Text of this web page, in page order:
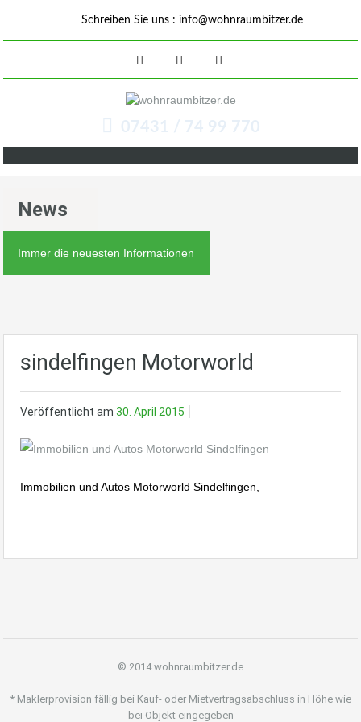
Schreiben Sie uns : info@wohnraumbitzer.de
07431 / 74 99 770
News
Immer die neuesten Informationen
sindelfingen Motorworld
Veröffentlicht am 30. April 2015
Immobilien und Autos Motorworld Sindelfingen,
© 2014 wohnraumbitzer.de
* Maklerprovision fällig bei Kauf- oder Mietvertragsabschluss in Höhe wie
bei Objekt eingegeben